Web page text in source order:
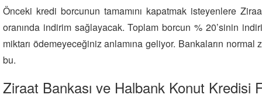
Önceki kredi borcunun tamamını kapatmak isteyenlere
oranında indirim sağlayacak. Toplam borcun % 20’sinin
miktarı ödemeyeceğiniz anlamına geliyor. Bankaların normal
bu.
Ziraat Bankası ve Halbank Konut Kredisi